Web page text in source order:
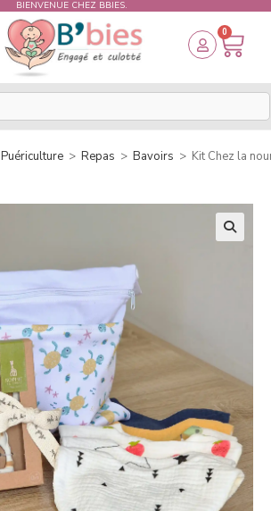
BIENVENUE CHEZ BBIES.
0
Puériculture > Repas > Bavoirs > Kit Chez la